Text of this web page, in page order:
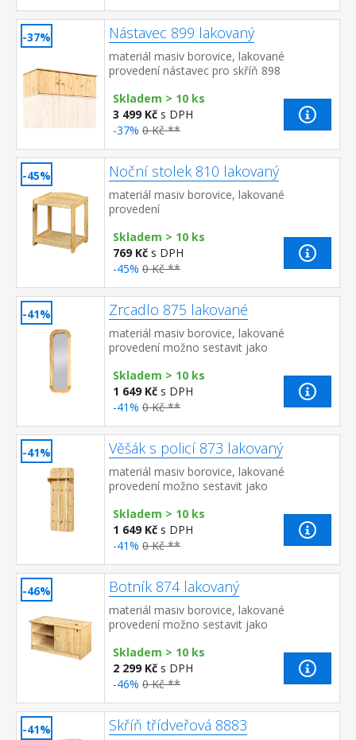
-37% Nástavec 899 lakovaný
materiál masiv borovice, lakované
provedení nástavec pro skříň 898
Skladem > 10 ks
3 499 Kč s DPH
-37% 0 Kč **
-45% Noční stolek 810 lakovaný
materiál masiv borovice, lakované
provedení
Skladem > 10 ks
769 Kč s DPH
-45% 0 Kč **
-41% Zrcadlo 875 lakované
materiál masiv borovice, lakované
provedení možno sestavit jako
věšákem 873 všechny tři produkty možno
ta...
Skladem > 10 ks
1 649 Kč s DPH
-41% 0 Kč **
-41% Věšák s policí 873 lakovaný
materiál masiv borovice, lakované
provedení možno sestavit jako
zrcadlem 875 všechny tři produkty možno
t...
Skladem > 10 ks
1 649 Kč s DPH
-41% 0 Kč **
-46% Botník 874 lakovaný
materiál masiv borovice, lakované
provedení možno sestavit jako
zrcadlem 875 všechny tři produkty možno
ta...
Skladem > 10 ks
2 299 Kč s DPH
-46% 0 Kč **
-41% Skříň třídveřová 8883